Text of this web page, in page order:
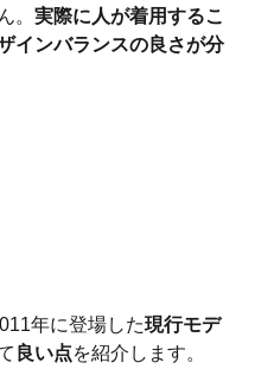
。実際に人が着用するこ
インバランスの良さが分
年に登場した現行モデ
良い点を紹介します。